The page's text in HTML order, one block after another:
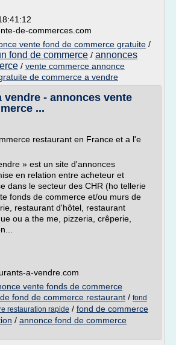
de-commerces.com
vente fond de commerce gratuite /
fond de commerce / annonces
/ vente commerce annonce
de commerce a vendre
vendre - annonces vente
...
restaurant en France et a l'e
» est un site d'annonces
en relation entre acheteur et
dans le secteur des CHR (ho tellerie
fonds de commerce et/ou murs de
restaurant d'hôtel, restaurant
ou a the me, pizzeria, crêperie,
a-vendre.com
vente fonds de commerce
fond de commerce restaurant / fond
restauration rapide / fond de commerce
/ annonce fond de commerce